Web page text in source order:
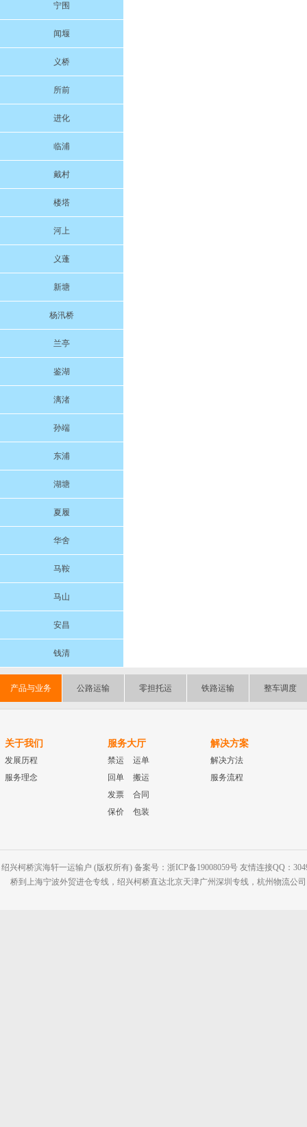
宁围
闻堰
义桥
所前
进化
临浦
戴村
楼塔
河上
义蓬
新塘
杨汛桥
兰亭
鉴湖
漓渚
孙端
东浦
湖塘
夏履
华舍
马鞍
马山
安昌
钱清
产品与业务 公路运输 零担托运 铁路运输 整车调度
关于我们
发展历程
服务理念
服务大厅
禁运
运单
回单
搬运
发票
合同
保价
包装
解决方案
解决方法
服务流程
绍兴柯桥滨海轩一运输户 (版权所有) 备案号：浙ICP备19008059号 友情连接QQ：
桥到上海宁波外贸进仓专线，绍兴柯桥直达北京天津广州深圳专线，杭州物流公